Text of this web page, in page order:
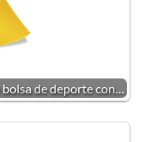
de deporte con…